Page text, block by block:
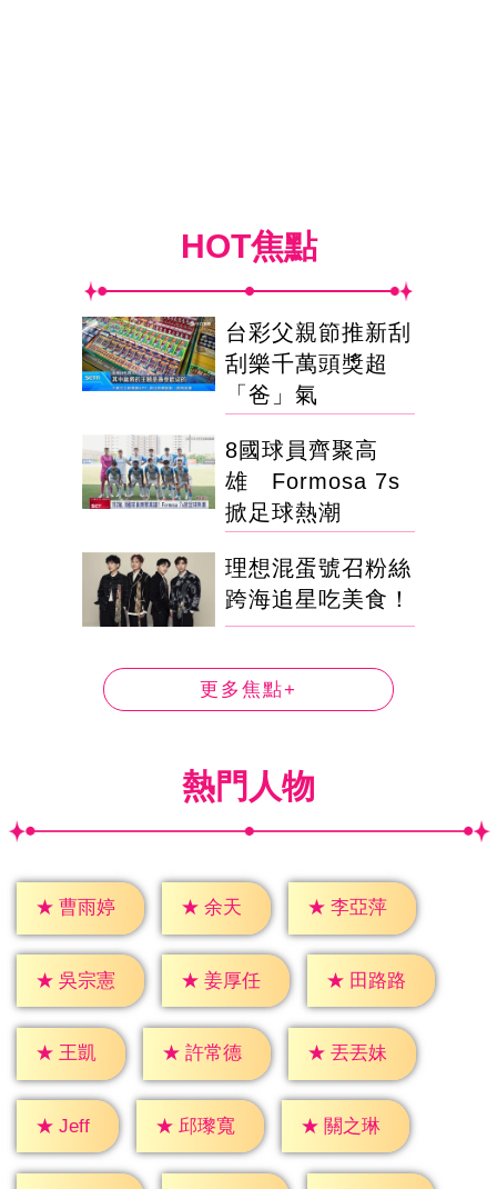
HOT焦點
台彩父親節推新刮
刮樂千萬頭獎超
「爸」氣
8國球員齊聚高
雄 Formosa 7s
掀足球熱潮
理想混蛋號召粉絲
跨海追星吃美食！
更多焦點+
熱門人物
★ 曹雨婷 ★ 余天 ★ 李亞萍
★ 吳宗憲 ★ 姜厚任 ★ 田路路
★ 王凱 ★ 許常德 ★ 丟丟妹
★ Jeff ★ 邱瓈寬 ★ 關之琳